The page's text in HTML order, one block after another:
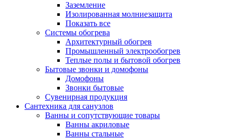
Заземление
Изолированная молниезащита
Показать все
Системы обогрева
Архитектурный обогрев
Промышленный электрообогрев
Теплые полы и бытовой обогрев
Бытовые звонки и домофоны
Домофоны
Звонки бытовые
Сувенирная продукция
Сантехника для санузлов
Ванны и сопутствующие товары
Ванны акриловые
Ванны стальные